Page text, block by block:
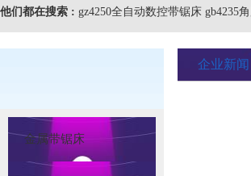
他们都在搜索 : gz4250全自动数控带锯床 gb4235
金属带锯床
企业新闻